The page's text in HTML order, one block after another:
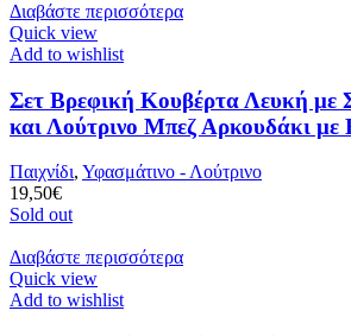
Διαβάστε περισσότερα
Quick view
Add to wishlist
Σετ Βρεφική Κουβέρτα Λευκή με
και Λούτρινο Μπεζ Αρκουδάκι με
Παιχνίδι, Υφασμάτινο - Λούτρινο
19,50€
Sold out
Διαβάστε περισσότερα
Quick view
Add to wishlist